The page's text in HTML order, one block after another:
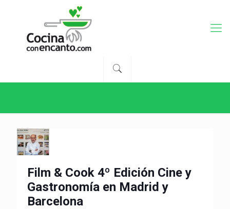
Film & Cook 4º Edición Cine y
Gastronomía en Madrid y
Barcelona